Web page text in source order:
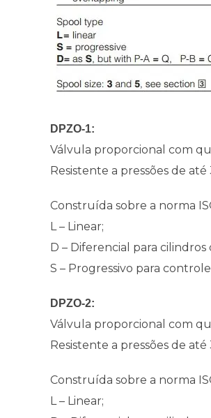
DPZO-1:
Válvula proporcional com
Resistente a pressões de
Construída sobre a norma
L – Linear;
D – Diferencial para cilindros
S – Progressivo para
DPZO-2:
Válvula proporcional com
Resistente a pressões de
Construída sobre a norma
L – Linear;